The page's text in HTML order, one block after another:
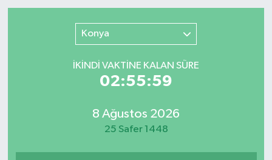
Konya
İKINDI VAKTİNE KALAN SÜRE
02:55:59
8 Ağustos 2026
25 Safer 1448
Son Dakika Haberleri